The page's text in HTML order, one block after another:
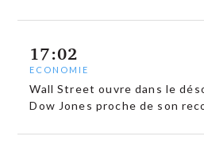
17:02
ECONOMIE
Wall Street ouvre dans le
Dow Jones proche de son